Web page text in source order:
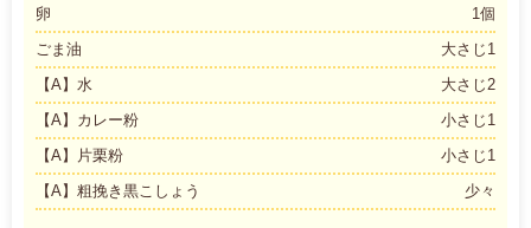
卵
1個
ごま油
大さじ1
【A】水
大さじ2
【A】カレー粉
小さじ1
【A】片栗粉
小さじ1
【A】粗挽き黒こしょう
少々